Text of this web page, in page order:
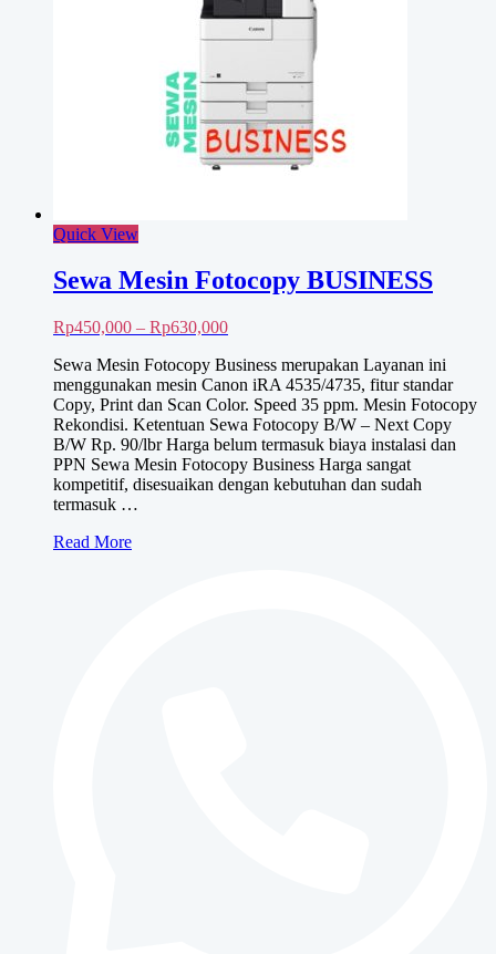
Quick View
Sewa Mesin Fotocopy BUSINESS
Rp450,000 – Rp630,000Rentang
Rp450,000
hingga
Rp630,000
Sewa Mesin Fotocopy Business merupakan Layanan ini
menggunakan mesin Canon iRA 4535/4735, fitur standar
Copy, Print dan Scan Color. Speed 35 ppm. Mesin Fotocopy
Rekondisi. Ketentuan Sewa Fotocopy B/W – Next Copy
B/W Rp. 90/lbr Harga belum termasuk biaya instalasi dan
PPN Sewa Mesin Fotocopy Business Harga sangat
kompetitif, disesuaikan dengan kebutuhan dan sudah
termasuk …
Sewa
Read More